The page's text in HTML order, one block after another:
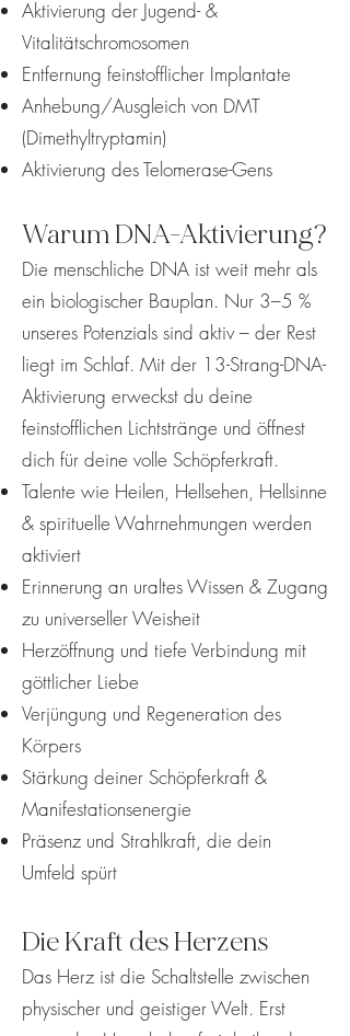
Aktivierung der Jugend- &
Vitalitätschromosomen
Entfernung feinstofflicher Implantate
Anhebung/Ausgleich von DMT
(Dimethyltryptamin)
Aktivierung des Telomerase-Gens
Warum DNA-Aktivierung?
Die menschliche DNA ist weit mehr als
ein biologischer Bauplan. Nur 3–5 %
unseres Potenzials sind aktiv – der Rest
liegt im Schlaf. Mit der 13-Strang-DNA-
Aktivierung erweckst du deine
feinstofflichen Lichtstränge und öffnest
dich für deine volle Schöpferkraft.
Talente wie Heilen, Hellsehen, Hellsinne
& spirituelle Wahrnehmungen werden
aktiviert
Erinnerung an uraltes Wissen & Zugang
zu universeller Weisheit
Herzöffnung und tiefe Verbindung mit
göttlicher Liebe
Verjüngung und Regeneration des
Körpers
Stärkung deiner Schöpferkraft &
Manifestationsenergie
Präsenz und Strahlkraft, die dein
Umfeld spürt
Die Kraft des Herzens
Das Herz ist die Schaltstelle zwischen
physischer und geistiger Welt. Erst